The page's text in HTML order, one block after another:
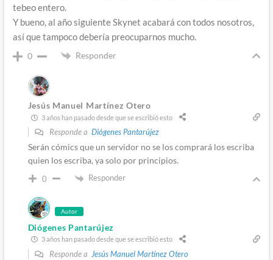
tebeo entero.
Y bueno, al año siguiente Skynet acabará con todos nosotros,
así que tampoco debería preocuparnos mucho.
0 Responder
Jesús Manuel Martínez Otero
3 años han pasado desde que se escribió esto
Responde a Diógenes Pantarújez
Serán cómics que un servidor no se los comprará los escriba
quien los escriba, ya solo por principios.
0 Responder
Autor
Diógenes Pantarújez
3 años han pasado desde que se escribió esto
Responde a Jesús Manuel Martínez Otero